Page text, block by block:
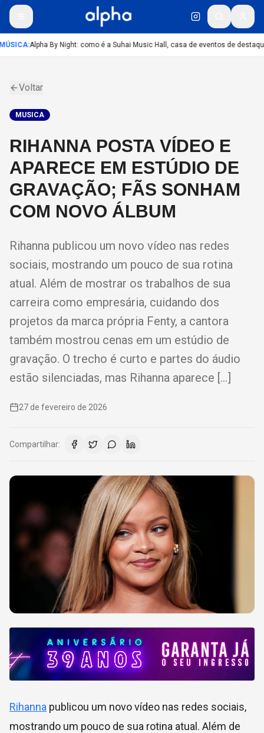
:Alpha By Night: como é a Suhai Music Hall, casa de eventos de
Voltar
MUSICA
RIHANNA POSTA VÍDEO E
APARECE EM ESTÚDIO DE
GRAVAÇÃO; FÃS SONHAM
COM NOVO ÁLBUM
Rihanna publicou um novo vídeo nas redes
sociais, mostrando um pouco de sua rotina
atual. Além de mostrar os trabalhos de sua
carreira como empresária, cuidando dos
projetos da marca própria Fenty, a cantora
também mostrou cenas em um estúdio de
gravação. O trecho é curto e partes do áudio
estão silenciadas, mas Rihanna aparece […]
27 de fevereiro de 2026
Compartilhar:
Rihanna publicou um novo vídeo nas redes sociais,
mostrando um pouco de sua rotina atual. Além de